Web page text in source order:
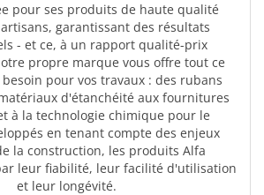
pour ses produits de haute qualité
garantissant des résultats
- et ce, à un rapport qualité-prix
propre marque vous offre tout ce
pour vos travaux : des rubans
d'étanchéité aux fournitures
à la technologie chimique pour le
en tenant compte des enjeux
la construction, les produits Alfa
leur fiabilité, leur facilité d'utilisation
et leur longévité.